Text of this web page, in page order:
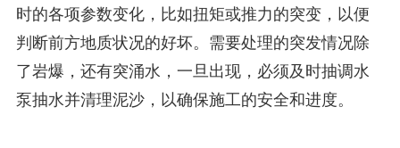
时的各项参数变化，比如扭矩或推力的突变，以便
判断前方地质状况的好坏。需要处理的突发情况除
了岩爆，还有突涌水，一旦出现，必须及时抽调水
泵抽水并清理泥沙，以确保施工的安全和进度。